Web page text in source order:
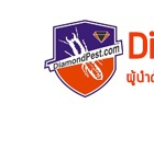
content